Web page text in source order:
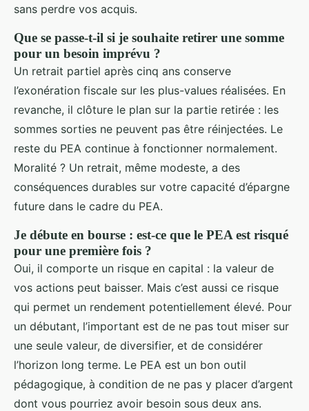
sans perdre vos acquis.
Que se passe-t-il si je souhaite retirer une somme
pour un besoin imprévu ?
Un retrait partiel après cinq ans conserve
l’exonération fiscale sur les plus-values réalisées. En
revanche, il clôture le plan sur la partie retirée : les
sommes sorties ne peuvent pas être réinjectées. Le
reste du PEA continue à fonctionner normalement.
Moralité ? Un retrait, même modeste, a des
conséquences durables sur votre capacité d’épargne
future dans le cadre du PEA.
Je débute en bourse : est-ce que le PEA est risqué
pour une première fois ?
Oui, il comporte un risque en capital : la valeur de
vos actions peut baisser. Mais c’est aussi ce risque
qui permet un rendement potentiellement élevé. Pour
un débutant, l’important est de ne pas tout miser sur
une seule valeur, de diversifier, et de considérer
l’horizon long terme. Le PEA est un bon outil
pédagogique, à condition de ne pas y placer d’argent
dont vous pourriez avoir besoin sous deux ans.